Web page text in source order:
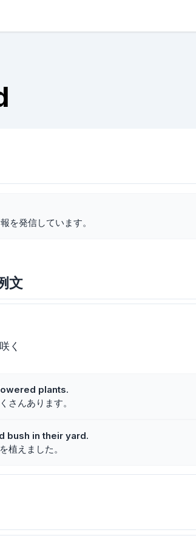
を発信しています。
文
く
plants.
さんあります。
bush in their yard.
植えました。